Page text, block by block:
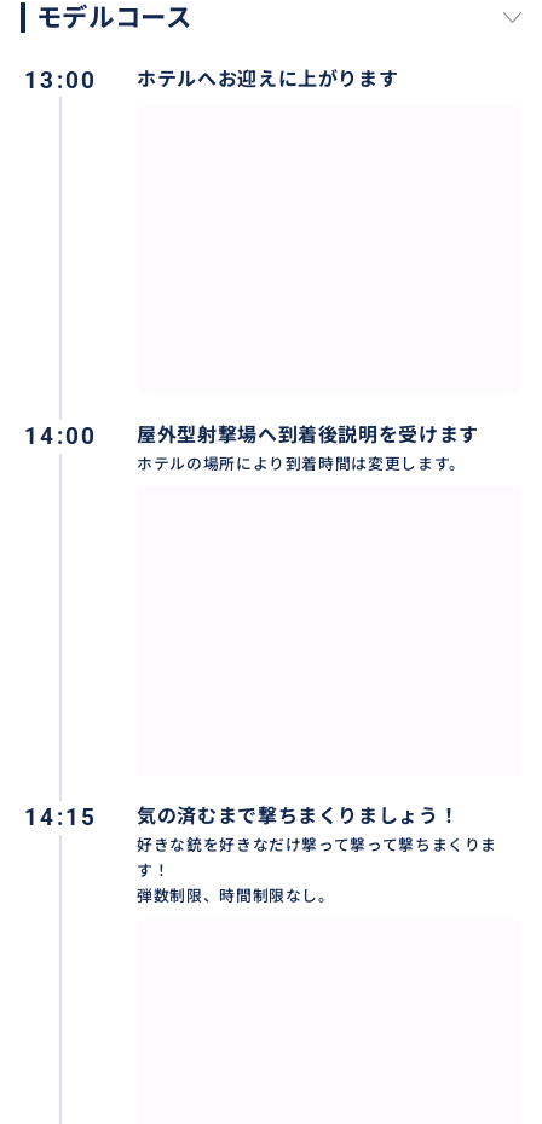
【ご注意】
いたします。
モデルコース
13:00 ホテルへお迎えに上がります
14:00 屋外型射撃場へ到着後説明を受けます
ホテルの場所により到着時間は変更します。
14:15 気の済むまで撃ちまくりましょう！
好きな銃を好きなだけ撃って撃って撃ちまくりま
す！
弾数制限、時間制限なし。